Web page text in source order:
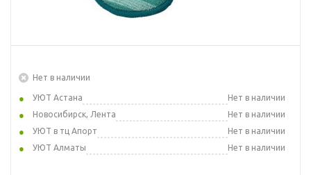
Нет в наличии
УЮТ Астана
Нет в наличии
Новосибирск, Лента
Нет в наличии
УЮТ в тц Апорт
Нет в наличии
УЮТ Алматы
Нет в наличии